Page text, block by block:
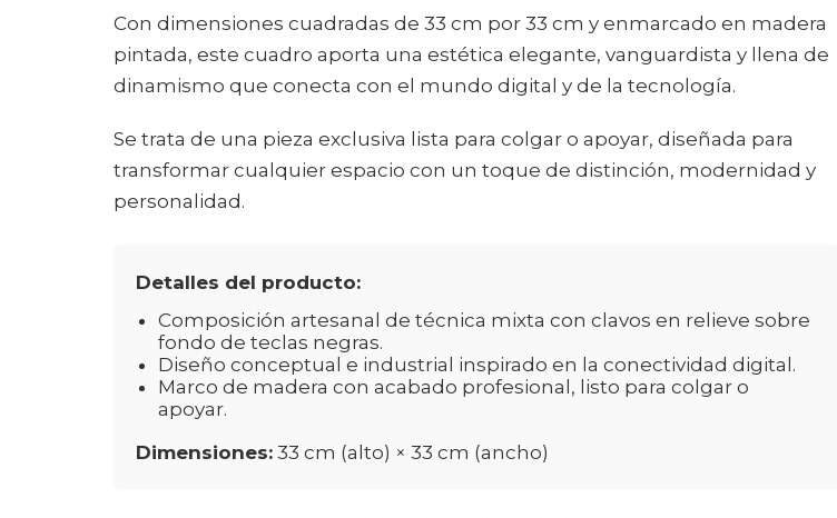
Con dimensiones cuadradas de 33 cm por 33 cm y enmarcado en madera
pintada, este cuadro aporta una estética elegante, vanguardista y llena de
dinamismo que conecta con el mundo digital y de la tecnología.
Se trata de una pieza exclusiva lista para colgar o apoyar, diseñada para
transformar cualquier espacio con un toque de distinción, modernidad y
personalidad.
Detalles del producto:
Composición artesanal de técnica mixta con clavos en relieve sobre
fondo de teclas negras.
Diseño conceptual e industrial inspirado en la conectividad digital.
Marco de madera con acabado profesional, listo para colgar o
apoyar.
Dimensiones: 33 cm (alto) × 33 cm (ancho)